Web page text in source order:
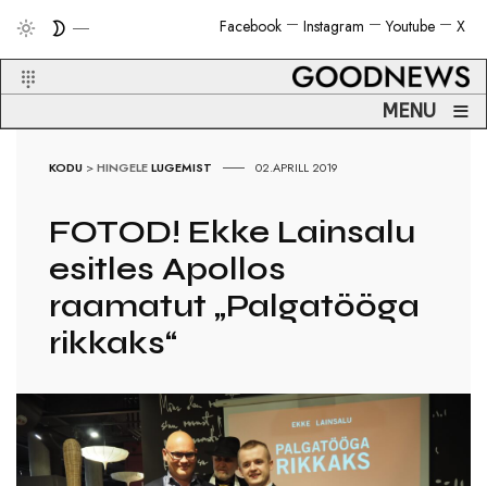
X
Youtube
Instagram
Facebook
MENU ≡
KODU >HINGELELUGEMIST 02.APRILL 2019
FOTOD! Ekke Lainsalu
esitles Apollos
raamatut „Palgatööga
rikkaks“